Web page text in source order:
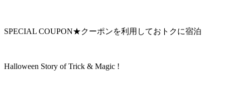
SPECIAL COUPON★クーポンを利用しておトクに宿泊
Halloween Story of Trick & Magic !